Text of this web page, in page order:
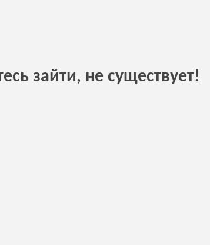
зайти, не существует!